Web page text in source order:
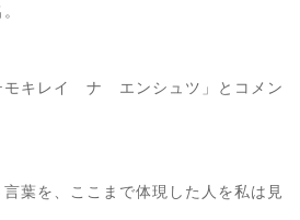
モキレイ ナ エンシュツ」とコメン
葉を、ここまで体現した人を私は見